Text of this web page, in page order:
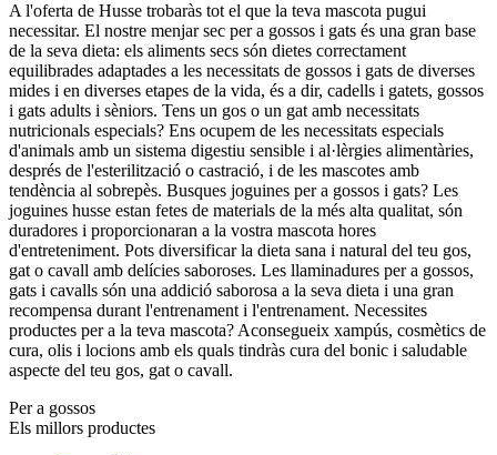
A l'oferta de Husse trobaràs tot el que la teva mascota pugui
necessitar. El nostre menjar sec per a gossos i gats és una gran base
de la seva dieta: els aliments secs són dietes correctament
equilibrades adaptades a les necessitats de gossos i gats de diverses
mides i en diverses etapes de la vida, és a dir, cadells i gatets, gossos
i gats adults i sèniors. Tens un gos o un gat amb necessitats
nutricionals especials? Ens ocupem de les necessitats especials
d'animals amb un sistema digestiu sensible i al·lèrgies alimentàries,
després de l'esterilització o castració, i de les mascotes amb
tendència al sobrepès. Busques joguines per a gossos i gats? Les
joguines husse estan fetes de materials de la més alta qualitat, són
duradores i proporcionaran a la vostra mascota hores
d'entreteniment. Pots diversificar la dieta sana i natural del teu gos,
gat o cavall amb delícies saboroses. Les llaminadures per a gossos,
gats i cavalls són una addició saborosa a la seva dieta i una gran
recompensa durant l'entrenament i l'entrenament. Necessites
productes per a la teva mascota? Aconsegueix xampús, cosmètics de
cura, olis i locions amb els quals tindràs cura del bonic i saludable
aspecte del teu gos, gat o cavall.
Per a gossos
Els millors productes